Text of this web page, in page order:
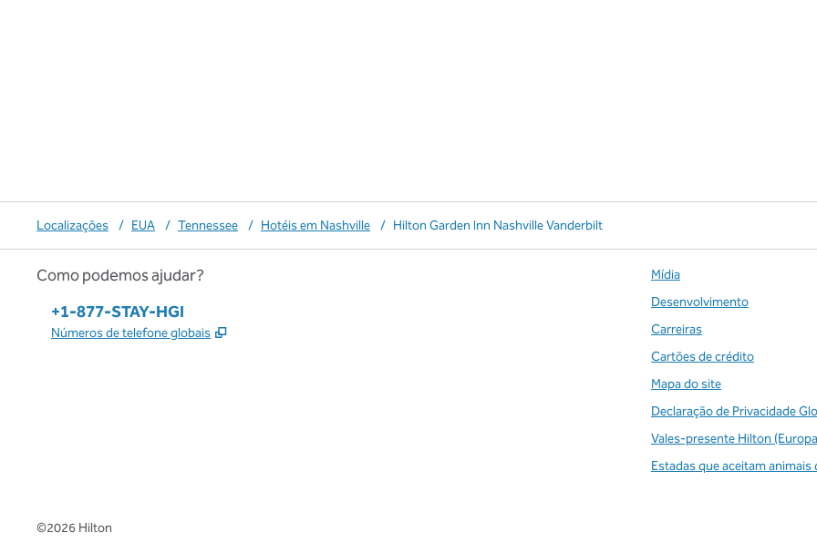
Localizações / EUA / Tennessee / Hotéis em Nashville / Hilton Garden Inn Nashville Vanderbilt
Como podemos ajudar?
Telefone:
+1-877-STAY-HGI
Números de telefone globais ,
Mídia
Desenvolvimento
Carreiras
Cartões de crédito
Mapa do site
Declaração de Privacidade
Vales-presente Hilton
Estadas que aceitam animais
©2026 Hilton